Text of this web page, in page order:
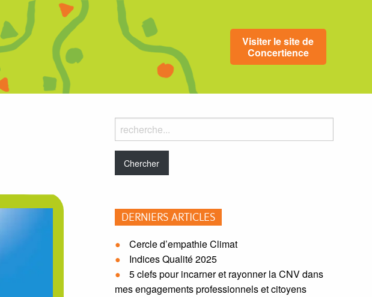
Visiter le site de
Concertience
Rechercher
dans
le
blog:
DERNIERS ARTICLES
Cercle d’empathie Climat
Indices Qualité 2025
5 clefs pour incarner et rayonner la CNV dans
mes engagements professionnels et citoyens